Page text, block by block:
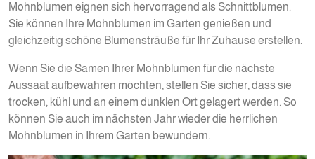
Mohnblumen eignen sich hervorragend als Schnittblumen.
Sie können Ihre Mohnblumen im Garten genießen und
gleichzeitig schöne Blumensträuße für Ihr Zuhause erstellen.
Wenn Sie die Samen Ihrer Mohnblumen für die nächste
Aussaat aufbewahren möchten, stellen Sie sicher, dass sie
trocken, kühl und an einem dunklen Ort gelagert werden. So
können Sie auch im nächsten Jahr wieder die herrlichen
Mohnblumen in Ihrem Garten bewundern.